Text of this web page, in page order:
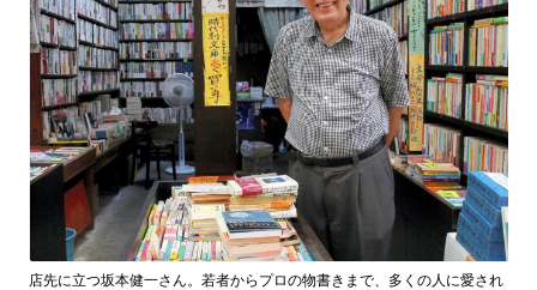
店先に立つ坂本健一さん。若者からプロの物書きまで、多くの人に愛され